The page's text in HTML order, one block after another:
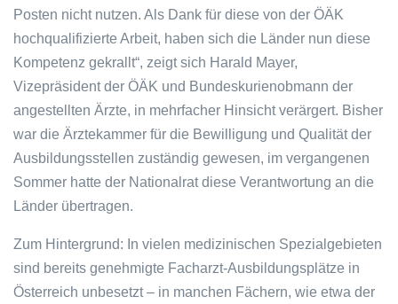
Posten nicht nutzen. Als Dank für diese von der ÖÄK
hochqualifizierte Arbeit, haben sich die Länder nun diese
Kompetenz gekrallt“, zeigt sich Harald Mayer,
Vizepräsident der ÖÄK und Bundeskurienobmann der
angestellten Ärzte, in mehrfacher Hinsicht verärgert. Bisher
war die Ärztekammer für die Bewilligung und Qualität der
Ausbildungsstellen zuständig gewesen, im vergangenen
Sommer hatte der Nationalrat diese Verantwortung an die
Länder übertragen.
Zum Hintergrund: In vielen medizinischen Spezialgebieten
sind bereits genehmigte Facharzt-Ausbildungsplätze in
Österreich unbesetzt – in manchen Fächern, wie etwa der